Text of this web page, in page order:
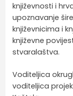
književnosti i
upoznavanje
književnicima i
književne
stvaralaštva.
Voditeljica
voditeljica